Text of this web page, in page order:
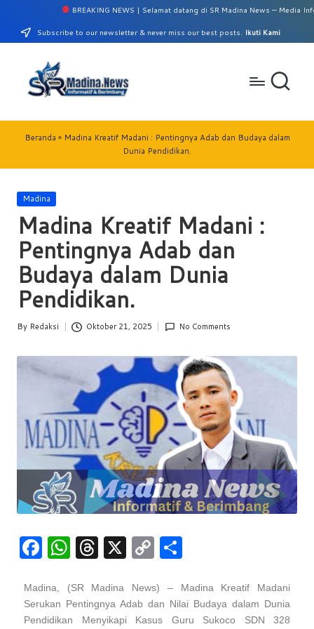
BREAKING NEWS | Selamat datang di SR Madina News — Media
Subscribe to our newsletter & never miss our best posts. Ikuti Kami
Beranda » Madina Kreatif Madani : Pentingnya Adab dan Budaya dalam
Dunia Pendidikan.
Madina
Madina Kreatif Madani :
Pentingnya Adab dan
Budaya dalam Dunia
Pendidikan.
By Redaksi Oktober 21, 2025 No Comments
F
c
e
W
at
s
T
e
a
X C
p
y
ar
e
Madina, (SR Madina News) – Madina Kreatif Madani
Serukan Pentingnya Adab dan Nilai Budaya dalam Dunia
Pendidikan Menyikapi Kasus Guru Sukoco SDN 328